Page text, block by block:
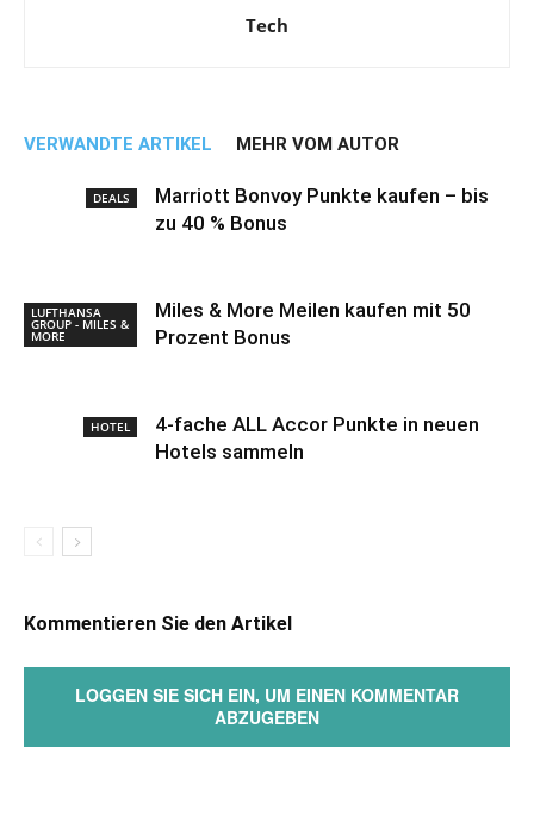
Tech
VERWANDTE ARTIKEL MEHR VOM AUTOR
DEALS
Marriott Bonvoy Punkte kaufen – bis
zu 40 % Bonus
LUFTHANSA
GROUP - MILES &
MORE
Miles & More Meilen kaufen mit 50
Prozent Bonus
HOTEL
4-fache ALL Accor Punkte in neuen
Hotels sammeln
Kommentieren Sie den Artikel
LOGGEN SIE SICH EIN, UM EINEN KOMMENTAR
ABZUGEBEN